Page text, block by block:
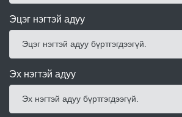
Эцэг нэгтэй адуу
Эцэг нэгтэй адуу бүртгэгдээгүй.
Эх нэгтэй адуу
Эх нэгтэй адуу бүртгэгдээгүй.